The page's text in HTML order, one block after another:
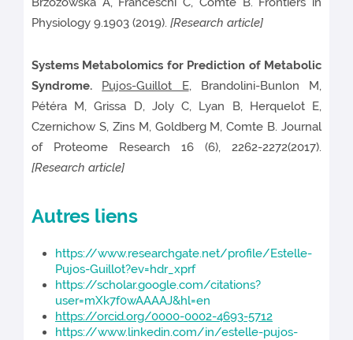
Physiology 9.1903 (2019). [Research article]
Systems Metabolomics for Prediction of Metabolic
Syndrome. Pujos-Guillot E, Brandolini-Bunlon M,
Pétéra M, Grissa D, Joly C, Lyan B, Herquelot E,
Czernichow S, Zins M, Goldberg M, Comte B. Journal
of Proteome Research 16 (6), 2262-2272(2017).
[Research article]
Autres liens
https://www.researchgate.net/profile/Estelle-
Pujos-Guillot?ev=hdr_xprf
https://scholar.google.com/citations?
user=mXk7f0wAAAAJ&hl=en
https://orcid.org/0000-0002-4693-5712
https://www.linkedin.com/in/estelle-pujos-